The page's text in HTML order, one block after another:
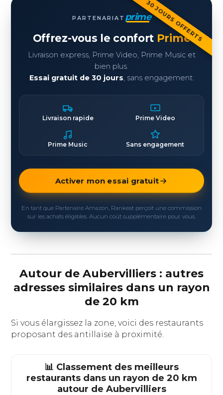
30 JOURS OFFERTS
PARTENARIAT prime
Offrez-vous le confort Prime
Livraison express, Prime Video, Prime Music et
bien plus.
Essai gratuit de 30 jours, sans engagement.
Livraison rapide Prime Video
Prime Music Sans engagement
Activer mon essai gratuit
En tant que Partenaire Amazon, Rankeat perçoit une commission
sur les achats éligibles. Aucun coût supplémentaire pour vous.
Autour de Aubervilliers : autres
adresses similaires dans un rayon
de 20 km
Si vous élargissez la zone, voici des restaurants
proposant des antillaise à proximité.
📊 Classement des meilleurs
restaurants dans un rayon de 20 km
autour de Aubervilliers